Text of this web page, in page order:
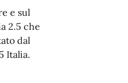
e sul
2.5 che
dal
Italia.